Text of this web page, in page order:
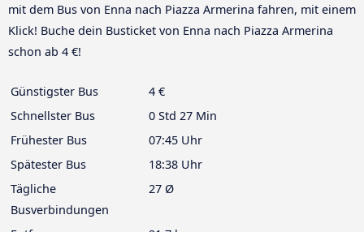
mit dem Bus von Enna nach Piazza Armerina fahren, mit einem
Klick! Buche dein Busticket von Enna nach Piazza Armerina
schon ab 4 €!
Günstigster Bus
4 €
Schnellster Bus
0 Std 27 Min
Frühester Bus
07:45 Uhr
Spätester Bus
18:38 Uhr
Tägliche
Busverbindungen
27 Ø